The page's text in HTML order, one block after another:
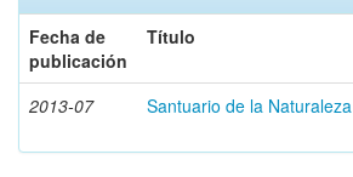
Fecha de
publicación
Título
2013-07 Santuario de la Naturaleza